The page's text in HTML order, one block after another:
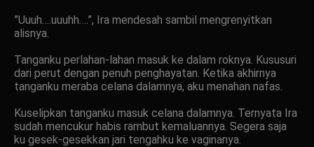
”Uuuh….uuuhh….”, Ira mendesah sambil mengrenyitkan
alisnya.
Tanganku perlahan-lahan masuk ke dalam roknya. Kususuri
dari perut dengan penuh penghayatan. Ketika akhirnya
tanganku meraba celana dalamnya, aku menahan nafas.
Kuselipkan tanganku masuk celana dalamnya. Ternyata Ira
sudah mencukur habis rambut kemaluannya. Segera saja
ku gesek-gesekkan jari tengahku ke vaginanya.